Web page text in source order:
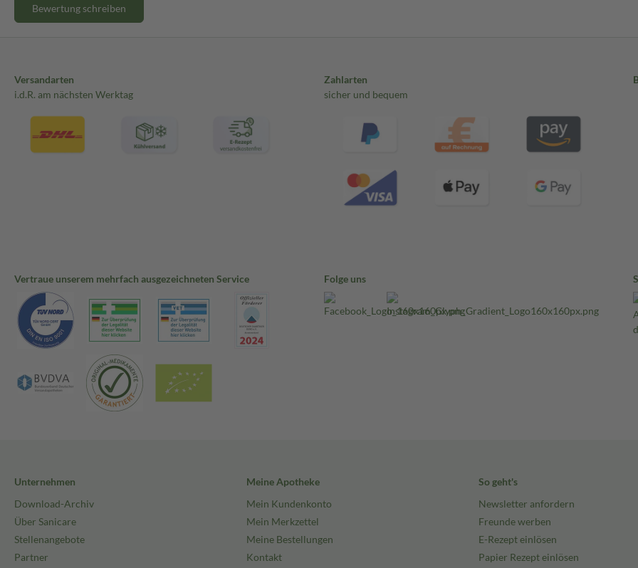
Bewertung schreiben
Versandarten
i.d.R. am nächsten Werktag
Zahlarten
sicher und bequem
Vertraue unserem mehrfach ausgezeichneten Service Folge uns
Unternehmen
Download-Archiv
Über Sanicare
Stellenangebote
Partner
Meine Apotheke
Mein Kundenkonto
Mein Merkzettel
Meine Bestellungen
Kontakt
So geht's
Newsletter anfordern
Freunde werben
E-Rezept einlösen
Papier Rezept einlösen